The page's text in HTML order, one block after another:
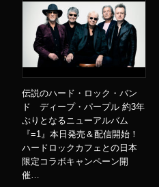
伝説のハード・ロック・バン
ド ディープ・パープル 約3年
ぶりとなるニューアルバム
『=1』本日発売＆配信開始！
ハードロックカフェとの日本
限定コラボキャンペーン開
催…